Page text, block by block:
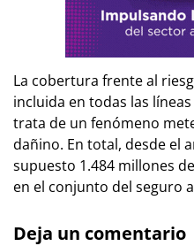
La cobertura frente al
incluida en todas las
trata de un fenómeno
dañino. En total, desde el
supuesto 1.484 millones
en el conjunto del seguro
Deja un comentario